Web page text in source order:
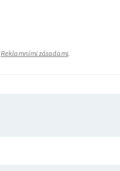
Reklamními zásadami.